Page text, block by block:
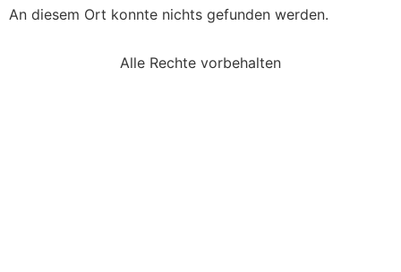
An diesem Ort konnte nichts gefunden werden.
Alle Rechte vorbehalten